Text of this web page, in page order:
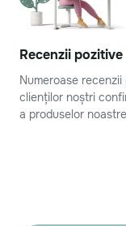
Recenzii pozitive
Numeroase
clienților noștri
a produselor